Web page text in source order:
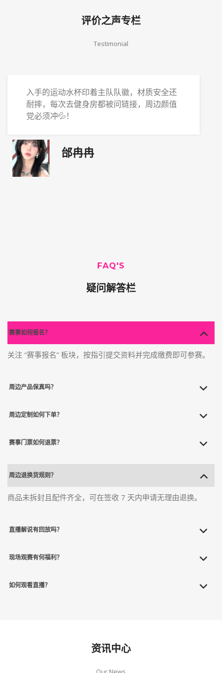
评价之声专栏
Testimonial
入了新款运动手环，除了记录运动数据，居
然还能同步直播赛事提醒，再也不怕错过喜
欢的比赛了～💪
卢思山
FAQ'S
疑问解答栏
赛事如何报名？
关注 “赛事报名” 板块，按指引提交资料并完成缴费即可参赛。
周边产品保真吗？
周边定制如何下单？
赛事门票如何退票？
周边退换货规则？
商品未拆封且配件齐全，可在签收 7 天内申请无理由退换。
直播解说有回放吗？
现场观赛有何福利？
如何观看直播？
资讯中心